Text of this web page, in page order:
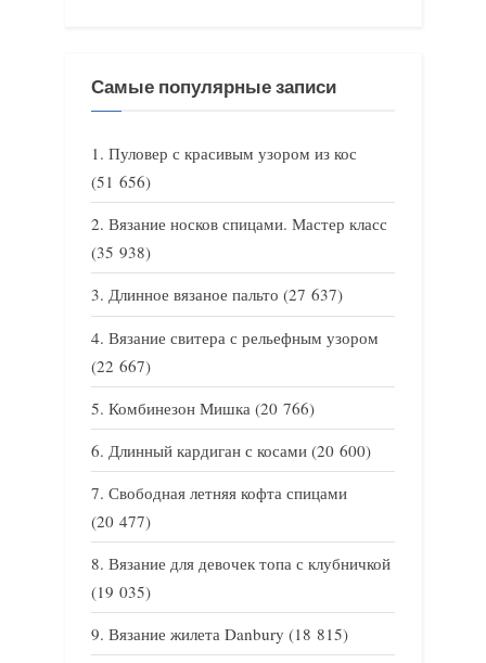
Самые популярные записи
Пуловер с красивым узором из кос
(51 656)
Вязание носков спицами. Мастер класс
(35 938)
Длинное вязаное пальто (27 637)
Вязание свитера с рельефным узором
(22 667)
Комбинезон Мишка (20 766)
Длинный кардиган с косами (20 600)
Свободная летняя кофта спицами
(20 477)
Вязание для девочек топа с клубничкой
(19 035)
Вязание жилета Danbury (18 815)